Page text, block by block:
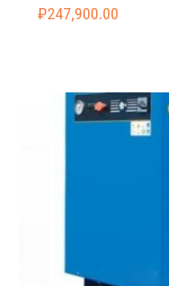
₽247,900.00